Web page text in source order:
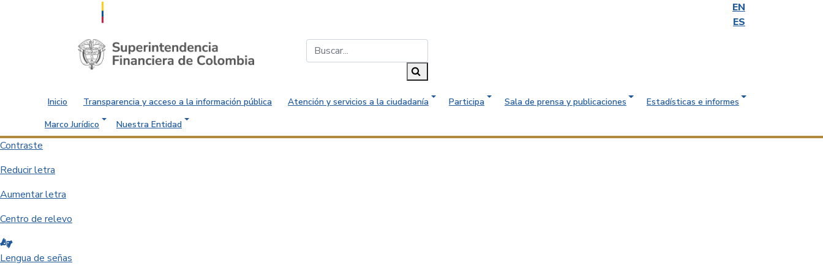
EN
ES
Saltar al contenido principal
Inicio Transparencia y acceso a la información pública Atención y servicios a la ciudadanía Participa Sala de prensa y publicaciones
Estadísticas e informes
Marco Jurídico
Nuestra Entidad
Contraste
Reducir letra
Aumentar letra
Centro de relevo
Lengua de señas